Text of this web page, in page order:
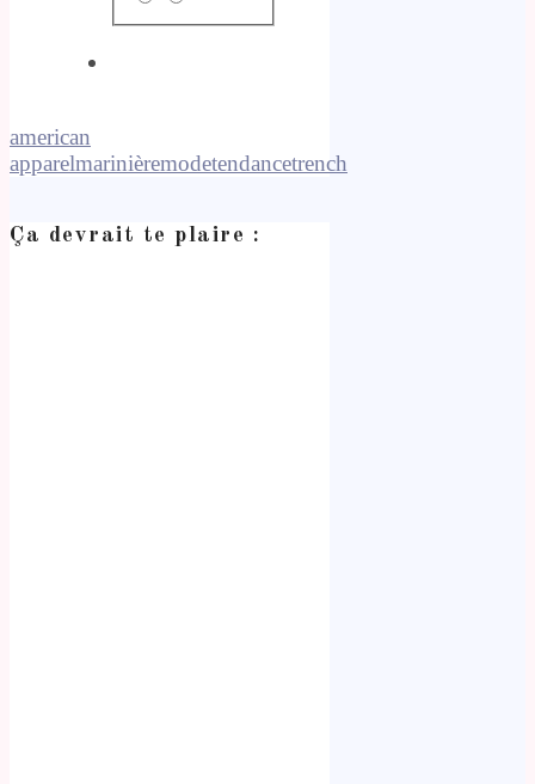
american
apparelmarinièremodetendancetrench
Ça devrait te plaire :